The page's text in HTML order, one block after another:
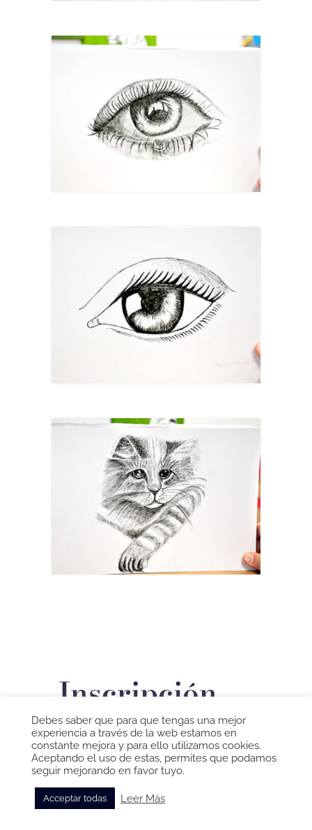
Inscripción
Estudio de
Pintura y
Debes saber que para que tengas una mejor
experiencia a través de la web estamos en
constante mejora y para ello utilizamos cookies.
Aceptando el uso de estas, permites que podamos
seguir mejorando en favor tuyo.
Acceptar todas Leer Más